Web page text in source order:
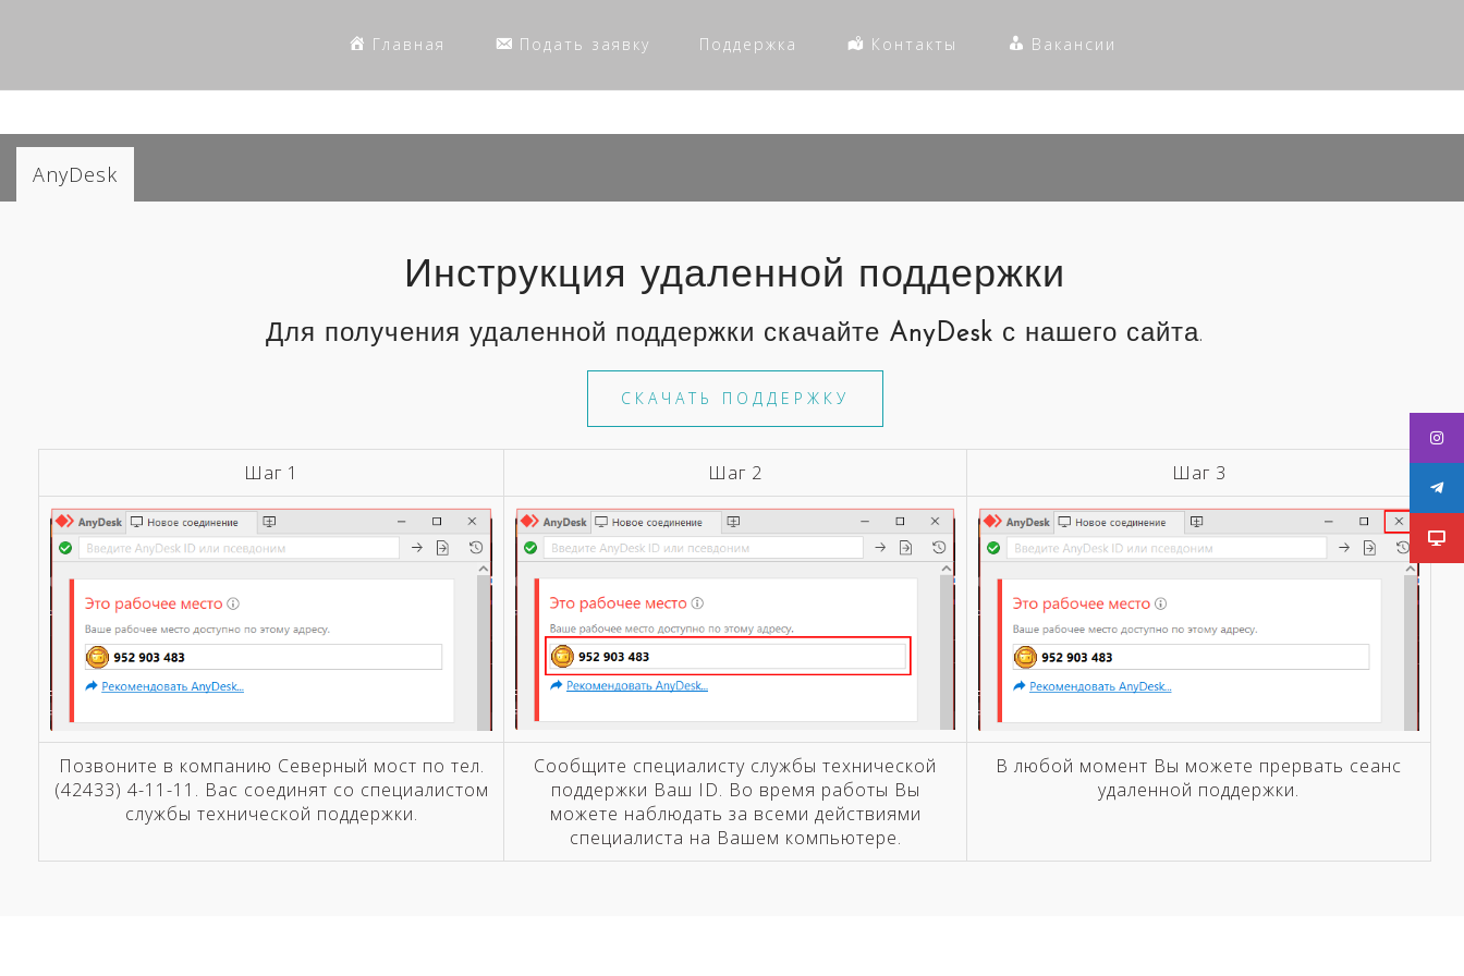
Главная Подать заявку Поддержка Контакты Вакансии
AnyDesk
Инструкция удаленной поддержки
Для получения удаленной поддержки скачайте AnyDesk с нашего сайта.
СКАЧАТЬ ПОДДЕРЖКУ
Шаг 1 Шаг 2 Шаг 3
Позвоните в компанию Северный мост по тел.
(42433) 4-11-11. Вас соединят со специалистом
службы технической поддержки.
Сообщите специалисту службы технической
поддержки Ваш ID. Во время работы Вы
можете наблюдать за всеми действиями
специалиста на Вашем компьютере.
В любой момент Вы можете прервать сеанс
удаленной поддержки.